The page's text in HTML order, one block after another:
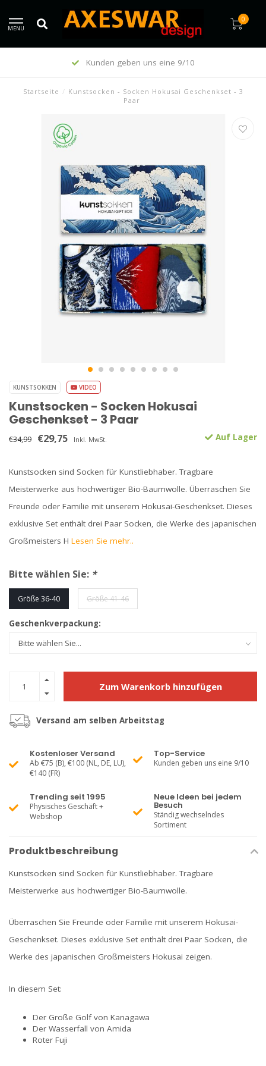
MENU
0
Kunden geben uns eine 9/10
Startseite / Kunstsocken - Socken Hokusai Geschenkset - 3
Paar
KUNSTSOKKEN VIDEO
Kunstsocken - Socken Hokusai
Geschenkset - 3 Paar
€34,99 €29,75 Inkl. MwSt. Auf Lager
Kunstsocken sind Socken für Kunstliebhaber. Tragbare
Meisterwerke aus hochwertiger Bio-Baumwolle. Überraschen Sie
Freunde oder Familie mit unserem Hokusai-Geschenkset. Dieses
exklusive Set enthält drei Paar Socken, die Werke des japanischen
Großmeisters H Lesen Sie mehr..
Bitte wählen Sie: *
Größe 36-40 Größe 41-46
Geschenkverpackung:
Zum Warenkorb hinzufügen
Versand am selben Arbeitstag
Kostenloser Versand
Ab €75 (B), €100 (NL, DE, LU),
€140 (FR)
Top-Service
Kunden geben uns eine 9/10
Trending seit 1995
Physisches Geschäft +
Webshop
Neue Ideen bei jedem
Besuch
Ständig wechselndes
Sortiment
Produktbeschreibung
Kunstsocken sind Socken für Kunstliebhaber. Tragbare
Meisterwerke aus hochwertiger Bio-Baumwolle.
Überraschen Sie Freunde oder Familie mit unserem Hokusai-
Geschenkset. Dieses exklusive Set enthält drei Paar Socken, die
Werke des japanischen Großmeisters Hokusai zeigen.
In diesem Set:
Der Große Golf von Kanagawa
Der Wasserfall von Amida
Roter Fuji